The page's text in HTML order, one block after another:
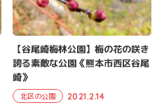
【谷尾崎梅林公園】梅の花の咲き
誇る素敵な公園《熊本市西区谷尾
崎》
北区の公園 2021.2.14